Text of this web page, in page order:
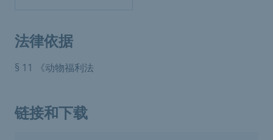
法律依据
§ 11 《动物福利法
链接和下载